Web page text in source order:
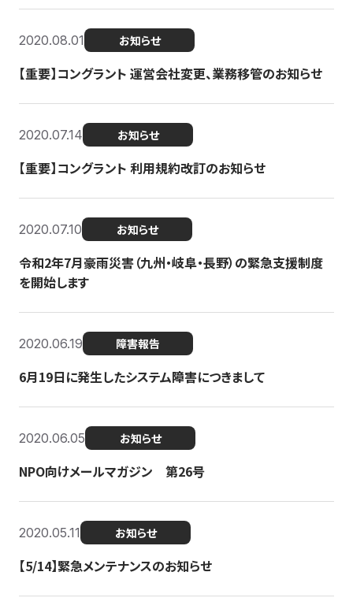
2020.08.01 お知らせ
【重要】コングラント 運営会社変更、業務移管のお知らせ
2020.07.14 お知らせ
【重要】コングラント 利用規約改訂のお知らせ
2020.07.10 お知らせ
令和2年7月豪雨災害（九州・岐阜・長野）の緊急支援制度
を開始します
2020.06.19 障害報告
6月19日に発生したシステム障害につきまして
2020.06.05 お知らせ
NPO向けメールマガジン 第26号
2020.05.11 お知らせ
【5/14】緊急メンテナンスのお知らせ